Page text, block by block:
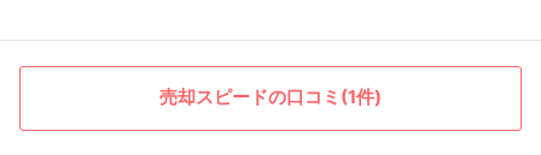
売却スピードの口コミ(1件)